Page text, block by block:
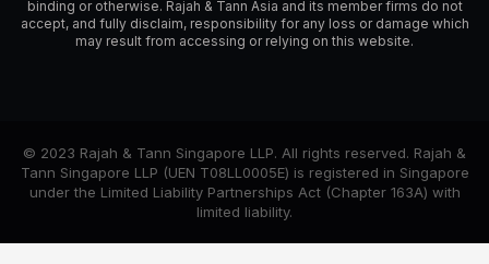
binding or otherwise. Rajah & Tann Asia and its member firms do not
accept, and fully disclaim, responsibility for any loss or damage which
may result from accessing or relying on this website.
© 2023 Rajah & Tann Singapore LLP. All rights reserved. Rajah &
Tann Singapore LLP (UEN T08LL0005E) is registered in Singapore
under the Limited Liability Partnerships Act (Chapter 163A) with
limited liability.